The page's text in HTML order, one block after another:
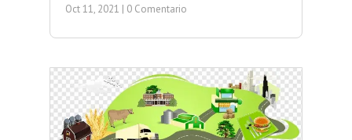
Oct 11, 2021 | 0 Comentario